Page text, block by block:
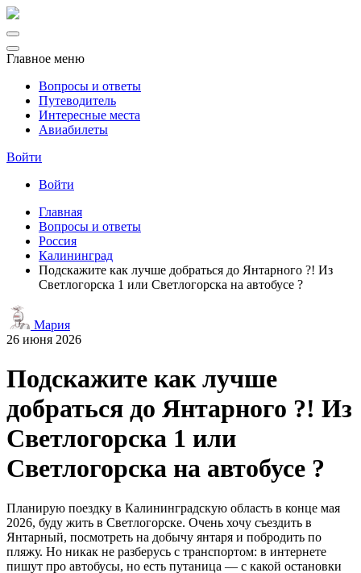
Главное меню
Вопросы и ответы
Путеводитель
Интересные места
Авиабилеты
Войти
Войти
Главная
Вопросы и ответы
Россия
Калининград
Подскажите как лучше добраться до Янтарного ?! Из
Светлогорска 1 или Светлогорска на автобусе ?
Мария
26 июня 2026
Подскажите как лучше
добраться до Янтарного ?! Из
Светлогорска 1 или
Светлогорска на автобусе ?
Планирую поездку в Калининградскую область в конце мая
2026, буду жить в Светлогорске. Очень хочу съездить в
Янтарный, посмотреть на добычу янтаря и побродить по
пляжу. Но никак не разберусь с транспортом: в интернете
пишут про автобусы, но есть путаница — с какой остановки